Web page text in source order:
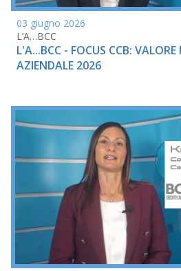
03 giugno 2026
L’A…BCC
L'A...BCC - FOCUS CCB:
AZIENDALE 2026